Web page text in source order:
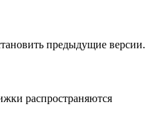
предыдущие версии.
распространяются